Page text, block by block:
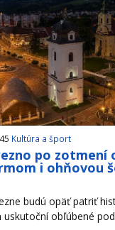
Kultúra a šport
po zotmení
i ohňovou
budú opäť patriť
uskutoční obľúbené